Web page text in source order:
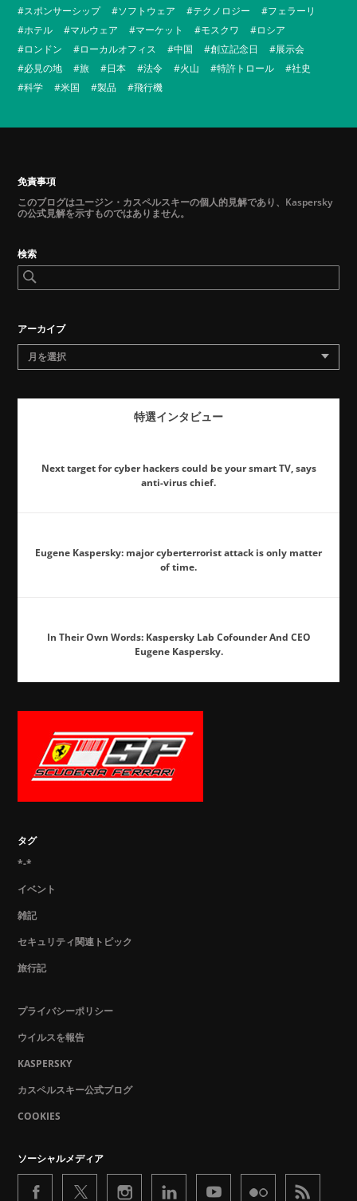
スポンサーシップ
ソフトウェア テクノロジー
フェラーリ
ホテル
マルウェア マーケット モスクワ
ロシア
ロンドン
ローカルオフィス 中国 創立記念日
展示会
必見の地
旅 日本 法令 火山 特許トロール
社史
科学
米国 製品 飛行機
免責事項
このブログはユージン・カスペルスキーの個人的見解であり、Kaspersky
の公式見解を示すものではありません。
検索
アーカイブ
月を選択
特選インタビュー
Next target for cyber hackers could be your smart TV, says
anti-virus chief.
Eugene Kaspersky: major cyberterrorist attack is only matter
of time.
In Their Own Words: Kaspersky Lab Cofounder And CEO
Eugene Kaspersky.
タグ
*-*
イベント
雑記
セキュリティ関連トピック
旅行記
プライバシーポリシー
ウイルスを報告
KASPERSKY
カスペルスキー公式ブログ
COOKIES
ソーシャルメディア